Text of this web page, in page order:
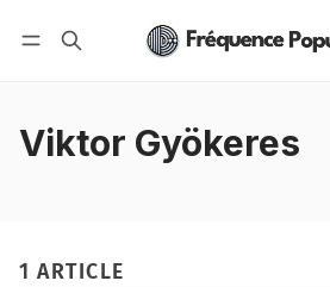
Nous soutenir
Viktor Gyökeres
1 ARTICLE